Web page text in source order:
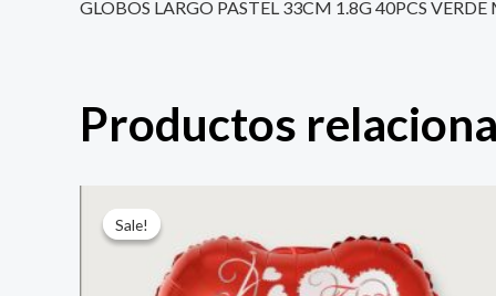
GLOBOS LARGO PASTEL 33CM 1.8G 40PCS
Productos
Sale!
Sale!precio
original
era:
$ 4.000.
actual
es:
$ 2.800.